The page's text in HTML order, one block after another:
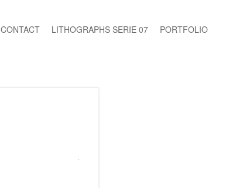
CONTACT LITHOGRAPHS SERIE 07 PORTFOLIO